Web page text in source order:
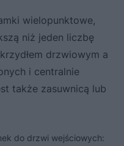
wielopunktowe,
niż jeden liczbę
drzwiowym a
i centralnie
także zasuwnicą lub
do drzwi wejściowych: